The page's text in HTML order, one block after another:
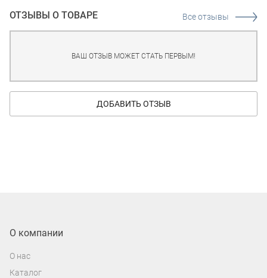
ОТЗЫВЫ О ТОВАРЕ Все отзывы
ВАШ ОТЗЫВ МОЖЕТ СТАТЬ ПЕРВЫМ!
ДОБАВИТЬ ОТЗЫВ
О компании
О нас
Каталог